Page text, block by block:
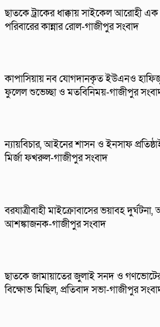
ছাতকে ট্রাকের ধাক্কায় সাইকেল আরোহী
পরিবারের কান্নার রোল-গাজীপুর সংবাদ
কাপাসিয়ায় নব যোগদানকৃত ইউএনও
ফুলেল শুভেচ্ছা ও মতবিনিময়-গাজীপুর
ন্যায়বিচার, আইনের শাসন ও ইনসাফ
মির্জা ফখরুল-গাজীপুর সংবাদ
বরযাত্রীবাহী মাইক্রোবাসের ভয়াবহ
আশঙ্কাজনক-গাজীপুর সংবাদ
ছাতকে জামায়াতের জুলাই সনদ ও গণভোটের
বিক্ষোভ মিছিল, প্রতিবাদ সভা-গাজীপুর